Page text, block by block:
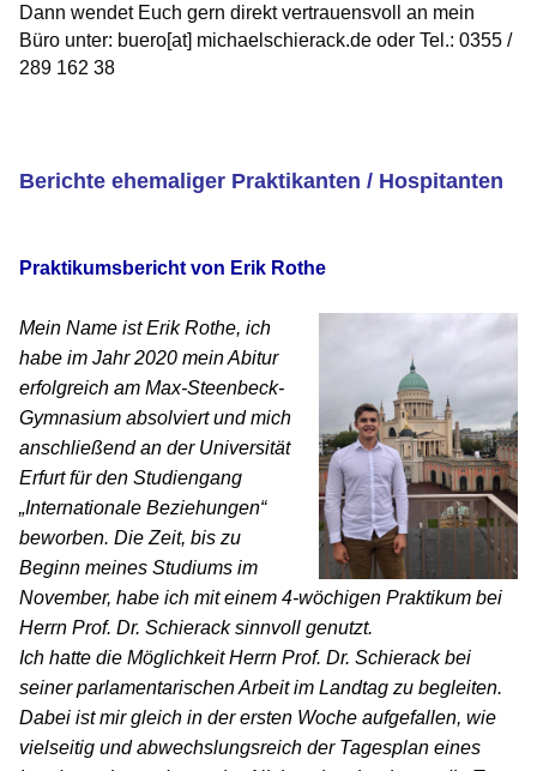
PRAKTIKUM
Dann wendet Euch gern direkt vertrauensvoll an mein
Büro unter: buero[at] michaelschierack.de oder Tel.: 0355 /
289 162 38
Berichte ehemaliger Praktikanten / Hospitanten
Praktikumsbericht von Erik Rothe
Mein Name ist Erik Rothe, ich
habe im Jahr 2020 mein Abitur
erfolgreich am Max-Steenbeck-
Gymnasium absolviert und mich
anschließend an der Universität
Erfurt für den Studiengang
Internationale Beziehungen“
beworben. Die Zeit, bis zu
Beginn meines Studiums im
November, habe ich mit einem 4-wöchigen Praktikum bei
Herrn Prof. Dr. Schierack sinnvoll genutzt.
Ich hatte die Möglichkeit Herrn Prof. Dr. Schierack bei
seiner parlamentarischen Arbeit im Landtag zu begleiten.
Dabei ist mir gleich in der ersten Woche aufgefallen, wie
vielseitig und abwechslungsreich der Tagesplan eines